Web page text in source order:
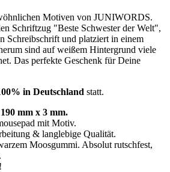
Motiven von JUNIWORDS.
Schriftzug "Beste Schwester der Welt",
Schreibschrift und platziert in einem
sind auf weißem Hintergrund viele
Das perfekte Geschenk für Deine
in Deutschland statt.
mm x 3 mm.
mit Motiv.
& langlebige Qualität.
Moosgummi. Absolut rutschfest,